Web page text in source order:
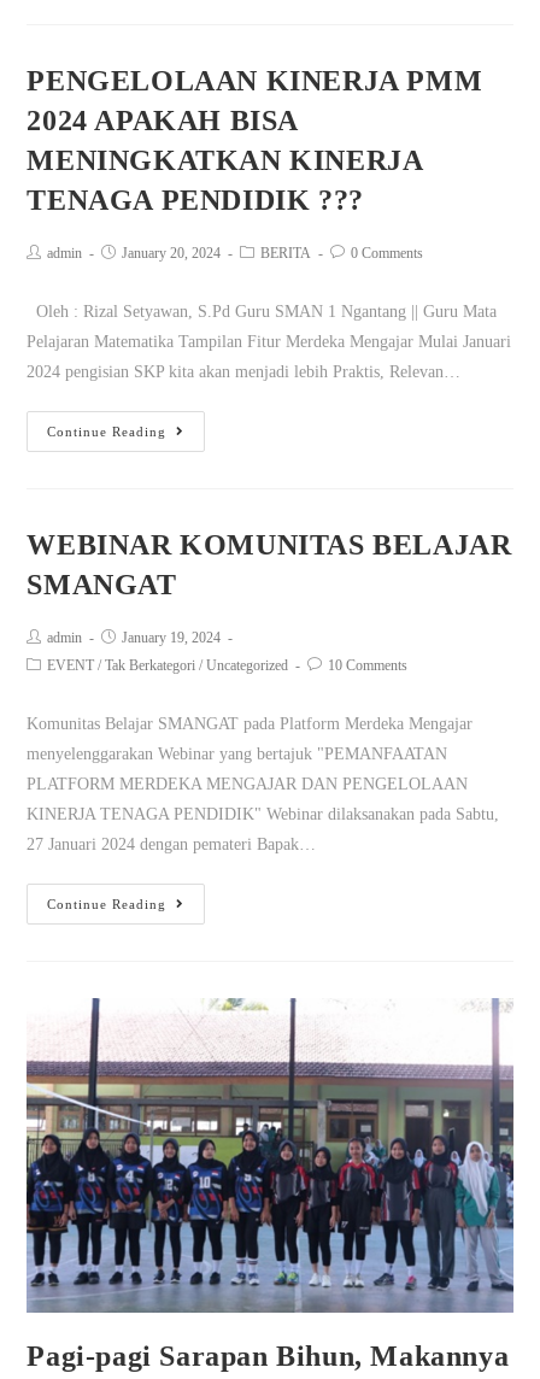
PENGELOLAAN KINERJA PMM
2024 APAKAH BISA
MENINGKATKAN KINERJA
TENAGA PENDIDIK ???
admin January 20, 2024 BERITA 0 Comments
Oleh : Rizal Setyawan, S.Pd Guru SMAN 1 Ngantang || Guru Mata
Pelajaran Matematika Tampilan Fitur Merdeka Mengajar Mulai Januari
2024 pengisian SKP kita akan menjadi lebih Praktis, Relevan…
Continue Reading
WEBINAR KOMUNITAS BELAJAR
SMANGAT
admin
January 19, 2024
EVENT / Tak Berkategori / Uncategorized 10 Comments
Komunitas Belajar SMANGAT pada Platform Merdeka Mengajar
menyelenggarakan Webinar yang bertajuk "PEMANFAATAN
PLATFORM MERDEKA MENGAJAR DAN PENGELOLAAN
KINERJA TENAGA PENDIDIK" Webinar dilaksanakan pada Sabtu,
27 Januari 2024 dengan pemateri Bapak…
Continue Reading
Pagi-pagi Sarapan Bihun, Makannya